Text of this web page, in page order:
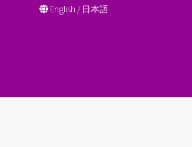
English / 日本語